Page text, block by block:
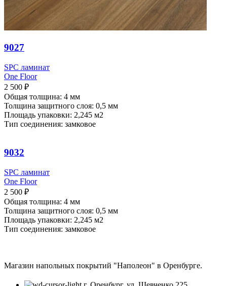
9027
SPC ламинат
One Floor
2 500 ₽
Общая толщина: 4 мм
Толщина защитного слоя: 0,5 мм
Площадь упаковки: 2,245 м2
Тип соединения: замковое
9032
SPC ламинат
One Floor
2 500 ₽
Общая толщина: 4 мм
Толщина защитного слоя: 0,5 мм
Площадь упаковки: 2,245 м2
Тип соединения: замковое
Магазин напольных покрытий "Наполеон" в Оренбурге.